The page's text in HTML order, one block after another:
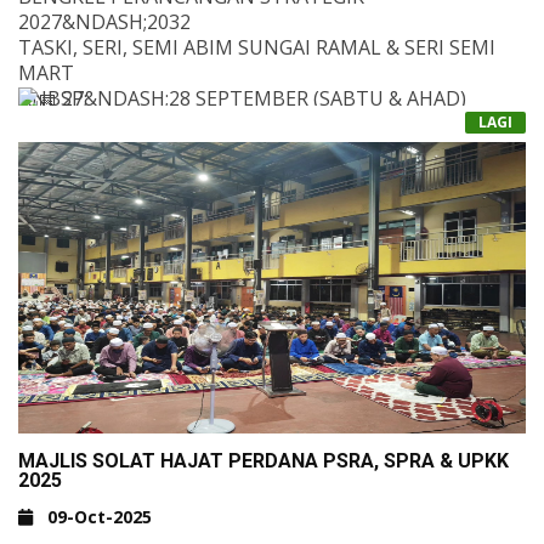
2027&NDASH;2032
TASKI, SERI, SEMI ABIM SUNGAI RAMAL & SERI SEMI
MART
&NBSP;27&NDASH;28 SEPTEMBER (SABTU & AHAD)
MEMBINA MASA DEPAN PENDIDIKAN BERSAMA.
BENGKEL INI BUKAN SEKADAR PERANCANGAN UNTUK
5 TAHUN AKAN DATANG &MDASH;IA ADALAH MEDAN
IDEA, HARAPAN DAN TINDAKAN. KITA AKAN BERSAMA:
MENYUSUN STRATEGI UNTUK ERA DIGITAL & AI
MEMPERKUKUH NILAI & JATI DIRI PELAJAR
MERANGKA PELAN PEMBANGUNAN INSTITUSI
YANG MAMPAN
LAGI
MAJLIS SOLAT HAJAT PERDANA PSRA, SPRA & UPKK
2025
09-Oct-2025